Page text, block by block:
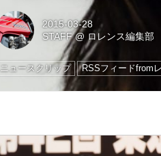
2015-03-28
STAFF@ ロレンス編集部
ニュースクリップ RSSフィードfrom